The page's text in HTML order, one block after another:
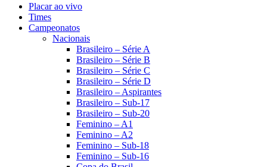
Placar ao vivo
Times
Campeonatos
Nacionais
Brasileiro – Série A
Brasileiro – Série B
Brasileiro – Série C
Brasileiro – Série D
Brasileiro – Aspirantes
Brasileiro – Sub-17
Brasileiro – Sub-20
Feminino – A1
Feminino – A2
Feminino – Sub-18
Feminino – Sub-16